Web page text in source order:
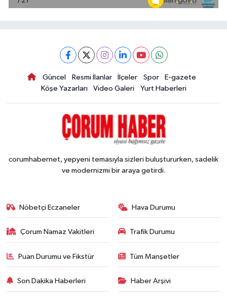
Güncel Resmi İlanlar İlçeler Spor
E-gazete
Köşe Yazarları
Video Galeri Yurt Haberleri
corumhabernet, yepyeni temasıyla sizleri buluştururken, sadelik
ve modernizmi bir araya getirdi.
Nöbetçi Eczaneler Hava Durumu
Çorum Namaz Vakitleri Trafik Durumu
Puan Durumu ve Fikstür Tüm Manşetler
Son Dakika Haberleri Haber Arşivi